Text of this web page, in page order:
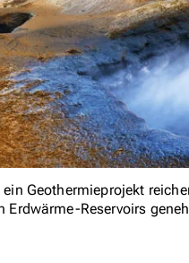
Geothermieprojekt
Erdwärme-Reservoirs